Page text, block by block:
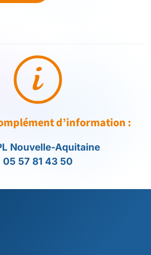
d’information :
Nouvelle-Aquitaine
05 57 81 43 50